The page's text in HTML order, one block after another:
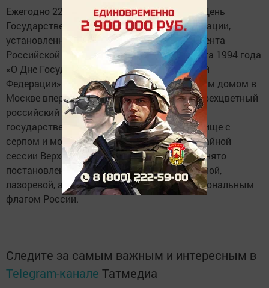
Ежегодно 22 августа в России отмечается День
Государственного флага Российской Федерации,
установленный на основании Указа Президента
Российской Федерации № 1714 от 20 августа 1994 года
«О Дне Государственного флага Российской
Федерации». 22 августа 1991 года над Белым домом в
Москве впервые был официально поднят трехцветный
российский флаг, заменивший в качестве
государственного символа красное полотнище с
серпом и молотом. В этот день на Чрезвычайной
сессии Верховного Совета РСФСР было принято
постановление считать «полотнище из... белой,
лазоревой, алой полос» официальным национальным
флагом России.
Следите за самым важным и интересным в
Telegram-канале Татмедиа